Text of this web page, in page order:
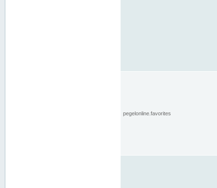
pegelonline.favorites